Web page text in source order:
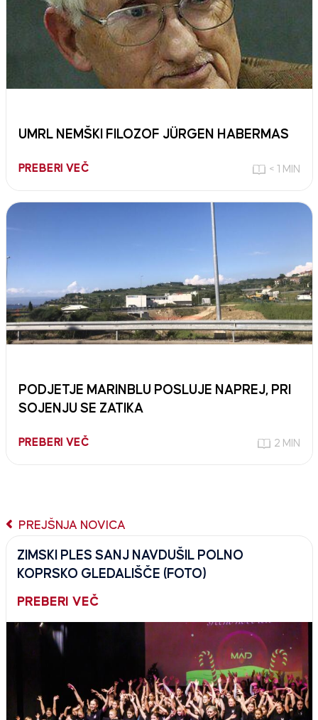
UMRL NEMŠKI FILOZOF JÜRGEN HABERMAS
PREBERI VEČ < 1 MIN
PODJETJE MARINBLU POSLUJE NAPREJ, PRI
SOJENJU SE ZATIKA
PREBERI VEČ 2 MIN
PREJŠNJA NOVICA
ZIMSKI PLES SANJ NAVDUŠIL POLNO
KOPRSKO GLEDALIŠČE (FOTO)
PREBERI VEČ